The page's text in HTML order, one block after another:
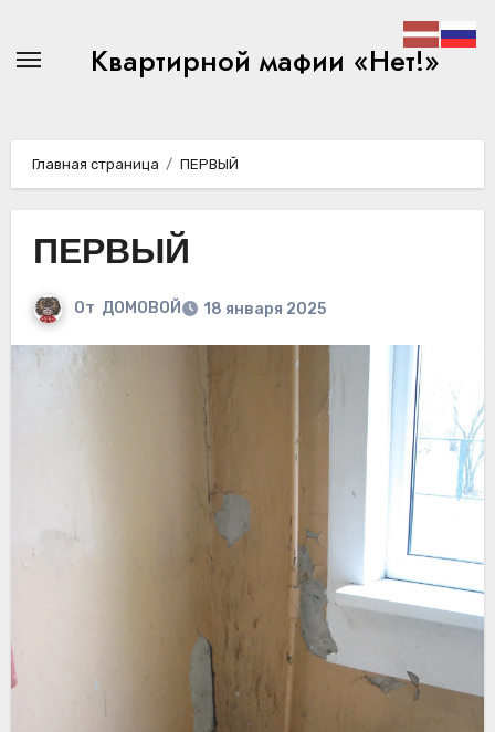
содержимомуКвартирной мафии «Нет!»
Главная страница ПЕРВЫЙ
ПЕРВЫЙ
От ДОМОВОЙ 18 января 2025